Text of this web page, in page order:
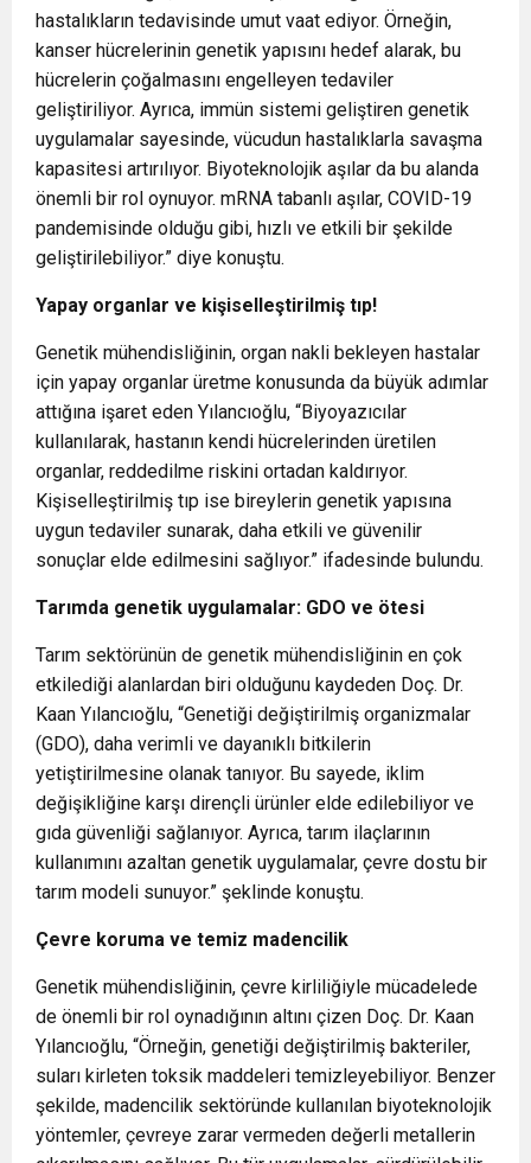
hastalıkların tedavisinde umut vaat ediyor. Örneğin,
kanser hücrelerinin genetik yapısını hedef alarak, bu
hücrelerin çoğalmasını engelleyen tedaviler
geliştiriliyor. Ayrıca, immün sistemi geliştiren genetik
uygulamalar sayesinde, vücudun hastalıklarla savaşma
kapasitesi artırılıyor. Biyoteknolojik aşılar da bu alanda
önemli bir rol oynuyor. mRNA tabanlı aşılar, COVID-19
pandemisinde olduğu gibi, hızlı ve etkili bir şekilde
geliştirilebiliyor.” diye konuştu.
Yapay organlar ve kişiselleştirilmiş tıp!
Genetik mühendisliğinin, organ nakli bekleyen hastalar
için yapay organlar üretme konusunda da büyük adımlar
attığına işaret eden Yılancıoğlu, “Biyoyazıcılar
kullanılarak, hastanın kendi hücrelerinden üretilen
organlar, reddedilme riskini ortadan kaldırıyor.
Kişiselleştirilmiş tıp ise bireylerin genetik yapısına
uygun tedaviler sunarak, daha etkili ve güvenilir
sonuçlar elde edilmesini sağlıyor.” ifadesinde bulundu.
Tarımda genetik uygulamalar: GDO ve ötesi
Tarım sektörünün de genetik mühendisliğinin en çok
etkilediği alanlardan biri olduğunu kaydeden Doç. Dr.
Kaan Yılancıoğlu, “Genetiği değiştirilmiş organizmalar
(GDO), daha verimli ve dayanıklı bitkilerin
yetiştirilmesine olanak tanıyor. Bu sayede, iklim
değişikliğine karşı dirençli ürünler elde edilebiliyor ve
gıda güvenliği sağlanıyor. Ayrıca, tarım ilaçlarının
kullanımını azaltan genetik uygulamalar, çevre dostu bir
tarım modeli sunuyor.” şeklinde konuştu.
Çevre koruma ve temiz madencilik
Genetik mühendisliğinin, çevre kirliliğiyle mücadelede
de önemli bir rol oynadığının altını çizen Doç. Dr. Kaan
Yılancıoğlu, “Örneğin, genetiği değiştirilmiş bakteriler,
suları kirleten toksik maddeleri temizleyebiliyor. Benzer
şekilde, madencilik sektöründe kullanılan biyoteknolojik
yöntemler, çevreye zarar vermeden değerli metallerin